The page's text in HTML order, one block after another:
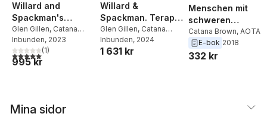
Willard and
Spackman's
Occupational
Therapy
Glen Gillen, Catana
Brown,Elelwani
Ramugondo
Inbunden, 2023
5,0utav 5 stjärnor. Totalt antal röster:
(1)
995 kr
Willard &
Spackman. Terapia
ocupacional
Glen Gillen, Catana
Brown
Inbunden, 2024
1 631 kr
Menschen mit
schweren
psychischen
Erkrankungen
Catana Brown, AOTA
E-bok 2018
332 kr
Mina sidor